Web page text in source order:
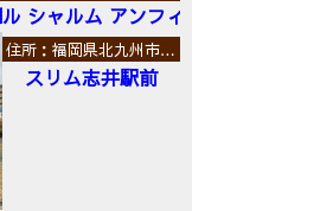
ル シャルム アンフィニ
住所：福岡県北九州市…
スリム志井駅前